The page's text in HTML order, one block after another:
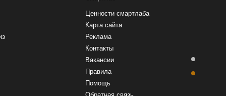
Ценности смартлаба
Карта сайта
Реклама
Контакты
Вакансии
Правила
Помощь